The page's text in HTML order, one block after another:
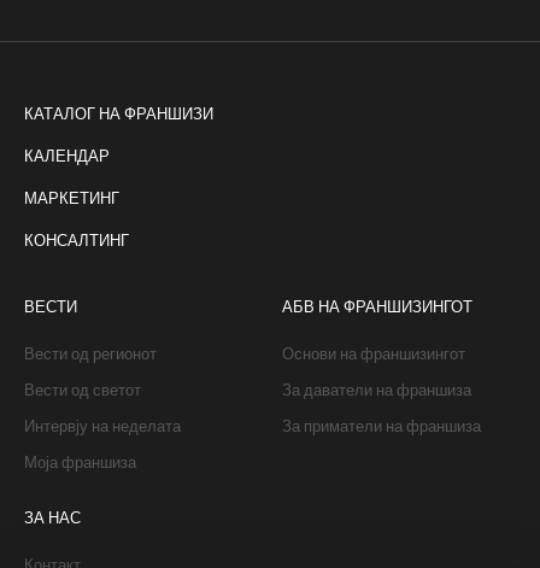
КАТАЛОГ НА ФРАНШИЗИ
КАЛЕНДАР
МАРКЕТИНГ
КОНСАЛТИНГ
ВЕСТИ
Вести од регионот
Вести од светот
Интервју на неделата
Моја франшиза
АБВ НА ФРАНШИЗИНГОТ
Основи на франшизингот
За даватели на франшиза
За приматели на франшиза
ЗА НАС